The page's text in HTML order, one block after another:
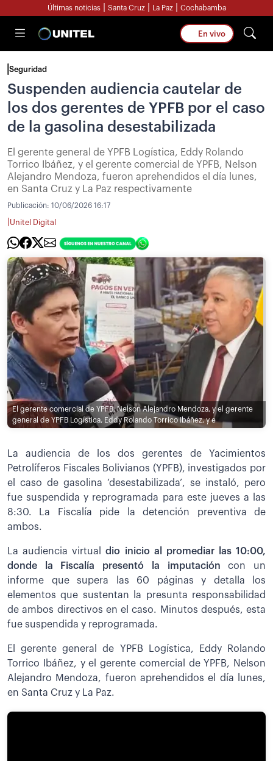
Últimas noticias Santa Cruz La Paz Cochabamba
En vivo
Seguridad
Suspenden audiencia cautelar de
los dos gerentes de YPFB por el caso
de la gasolina desestabilizada
El gerente general de YPFB Logística, Eddy Rolando
Torrico Ibáñez, y el gerente comercial de YPFB, Nelson
Alejandro Mendoza, fueron aprehendidos el día lunes,
en Santa Cruz y La Paz respectivamente
Publicación: 10/06/2026 16:17
Unitel Digital
El gerente comercial de YPFB, Nelson Alejandro Mendoza, y el gerente
general de YPFB Logística, Eddy Rolando Torrico Ibáñez, y e
La audiencia de los dos gerentes de Yacimientos
Petrolíferos Fiscales Bolivianos (YPFB), investigados por
el caso de gasolina ‘desestabilizada’, se instaló, pero
fue suspendida y reprogramada para este jueves a las
8:30. La Fiscalía pide la detención preventiva de
ambos.
La audiencia virtualdio inicio al promediar las 10:00,
donde la Fiscalía presentó la imputación con un
informe que supera las 60 páginas y detalla los
elementos que sustentan la presunta responsabilidad
de ambos directivos en el caso. Minutos después, esta
fue suspendida y reprogramada.
El gerente general de YPFB Logística, Eddy Rolando
Torrico Ibáñez, y el gerente comercial de YPFB, Nelson
Alejandro Mendoza, fueron aprehendidos el día lunes,
en Santa Cruz y La Paz.